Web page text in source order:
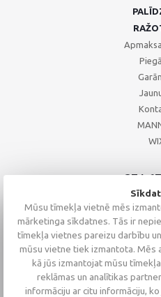
+371
+371
+371
Mūsu tīmekļa vietnē mēs
mārketinga sīkdatnes. Tās ir
tīmekļa vietnes pareizu darbību
mūsu vietne tiek izmantota. Mēs
kā jūs izmantojat mūsu
reklāmas un analītikas
informāciju ar citu informāciju,